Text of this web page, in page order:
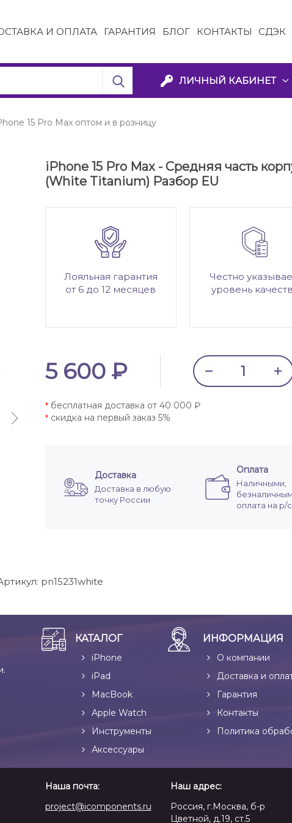
И ОПЛАТА ГАРАНТИЯ БЛОГ КОНТАКТЫ СДЭК
ЛИЧНЫЙ КАБИНЕТ
15 Pro Max оптом и в розницу
iPhone 15 Pro Max - Средняя часть
(White Titanium) Разбор EU
Лояльная гарантия
от 6 до 12 месяцев
Честно
уровень
5 600 ₽
*бесплатная доставка от 40 000 ₽
*скидка на первый заказ 5%
Доставка
Доставка в любую
точку России
Оплата
Наличными,
оплата на р/с
pn15231white
КАТАЛОГ
iPhone
iPad
MacBook
Apple Watch
Инструменты
Аксессуары
ИНФОРМАЦИЯ
О компании
Доставка и
Гарантия
Контакты
Политика
Наша почта:
project@icomponents.ru
Наш адрес:
Россия, г.Москва, б-р
Цветной, д.19, ст.5